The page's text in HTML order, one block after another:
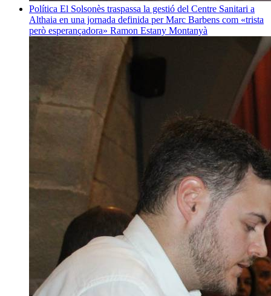
Política El Solsonès traspassa la gestió del Centre Sanitari a
Althaia en una jornada definida per Marc Barbens com «trista
però esperançadora» Ramon Estany Montanyà